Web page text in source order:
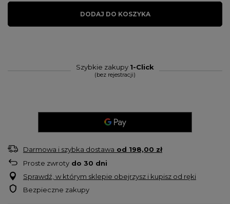
DODAJ DO KOSZYKA
Szybkie zakupy 1-Click
(bez rejestracji)
Darmowa i szybka dostawa od 198,00 zł
Proste zwroty do 30 dni
Sprawdź, w którym sklepie obejrzysz i kupisz od ręki
Bezpieczne zakupy